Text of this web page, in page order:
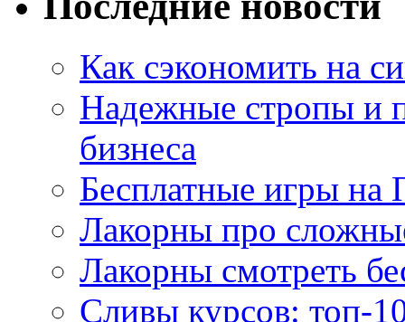
Как сэкономить на
Надежные стропы и
бизнеса
Бесплатные игры на
Лакорны про
Лакорны смотреть
Сливы курсов: топ-